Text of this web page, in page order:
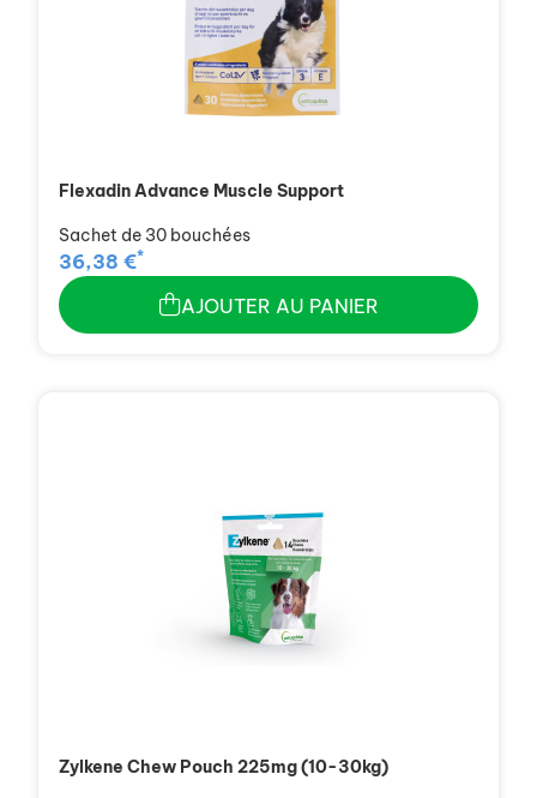
Flexadin Advance Muscle Support
Sachet de 30 bouchées
36,38 €*
AJOUTER AU PANIER
Zylkene Chew Pouch 225mg (10-30kg)